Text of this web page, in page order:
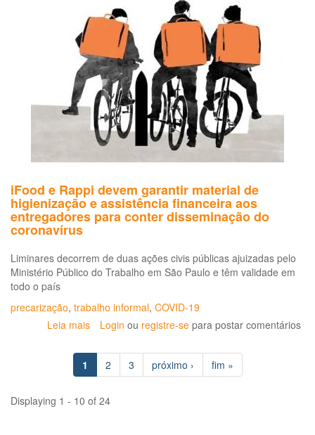
oficina
discutiu
formação
de
rede
de
pesquisa
em
Saúde
do
Trabalhador
iFood e Rappi devem garantir material de
higienização e assistência financeira aos
entregadores para conter disseminação do
coronavírus
Liminares decorrem de duas ações civis públicas ajuizadas pelo
Ministério Público do Trabalho em São Paulo e têm validade em
todo o país
precarização, trabalho informal, COVID-19
Leia mais sobre
e
Rappi
devem
garantir
material
Login ou registre-se para postar comentários
1 2 3 próximo › fim »
Displaying 1 - 10 of 24